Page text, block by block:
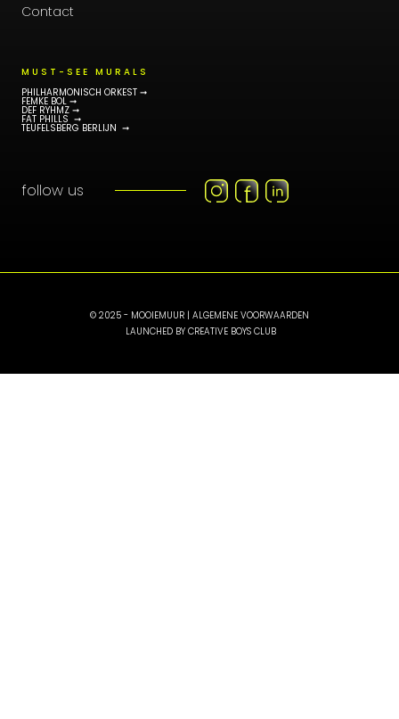
Contact
MUST-SEE MURALS
PHILHARMONISCH ORKEST ➞
FEMKE BOL ➞
DEF RYHMZ ➞
FAT PHILLS ➞
TEUFELSBERG BERLIJN ➞
follow us
© 2025 - MOOIEMUUR | ALGEMENE VOORWAARDEN
LAUNCHED BY CREATIVE BOYS CLUB